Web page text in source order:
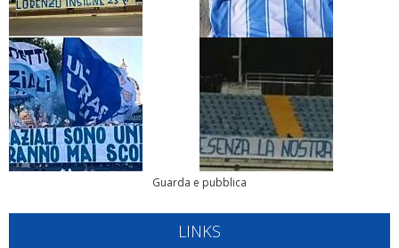
Guarda e pubblica
LINKS